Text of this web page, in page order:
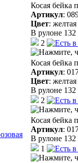
Косая бейка
Артикул:
Цвет: желтая
В рулоне
2
Косая бейка
Артикул:
Цвет: желтая
В рулоне
2
Косая бейка
Артикул:
В рулоне
1